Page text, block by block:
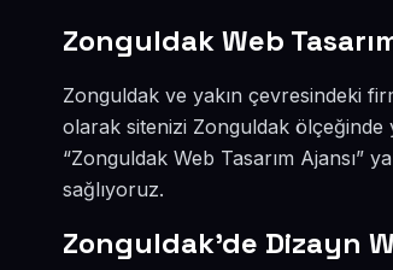
Zonguldak Web
Zonguldak ve yakın çevresindeki
olarak sitenizi Zonguldak
“Zonguldak Web Tasarım Ajansı”
sağlıyoruz.
Zonguldak’de Dizayn